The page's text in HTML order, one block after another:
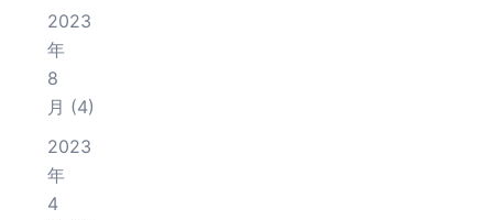
2023
年
8
月 (4)
2023
年
4